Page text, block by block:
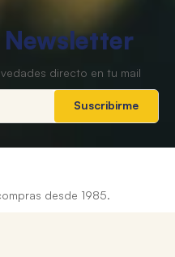
Suscribirme
desde 1985.